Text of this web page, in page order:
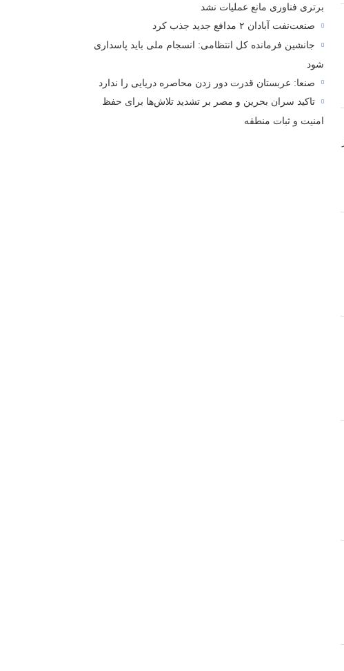
برتری فناوری مانع عملیات نشد
صنعت‌نفت آبادان ۲ مدافع جدید جذب کرد
جانشین فرمانده کل انتظامی: انسجام ملی باید پاسداری
شود
صنعا: عربستان قدرت دور زدن محاصره دریایی را ندارد
تاکید سران بحرین و مصر بر تشدید تلاش‌ها برای حفظ
امنیت و ثبات منطقه